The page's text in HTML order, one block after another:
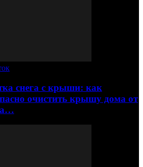
снега с крыши: как
очистить крышу дома от